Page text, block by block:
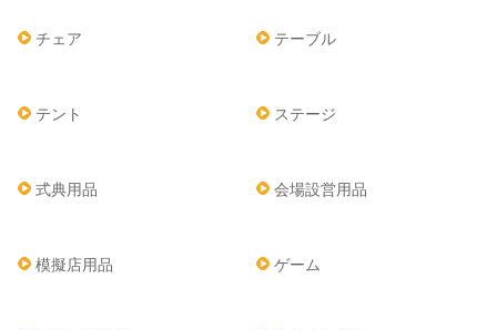
チェア テーブル
テント ステージ
式典用品 会場設営用品
模擬店用品 ゲーム